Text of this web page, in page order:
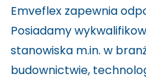
Emveflex zapewnia
Posiadamy
stanowiska m.in. w
budownictwie,